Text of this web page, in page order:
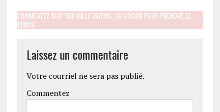
COMMENTEZ SUR "DIX MILLE MATINS, UN COCON POUR PRENDRE LE
TEMPS"
Laissez un commentaire
Votre courriel ne sera pas publié.
Commentez